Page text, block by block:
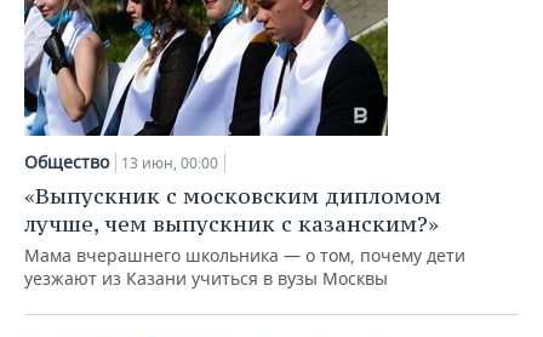
ХОККЕЙ С МЯЧОМ
ПРОИСШЕСТВИЯ
Общество 13 июн, 00:00
«Выпускник с московским дипломом
лучше, чем выпускник с казанским?»
Мама вчерашнего школьника — о том, почему дети
уезжают из Казани учиться в вузы Москвы